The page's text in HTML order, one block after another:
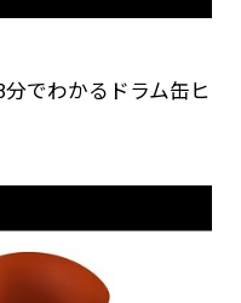
でわかるドラム缶ヒ